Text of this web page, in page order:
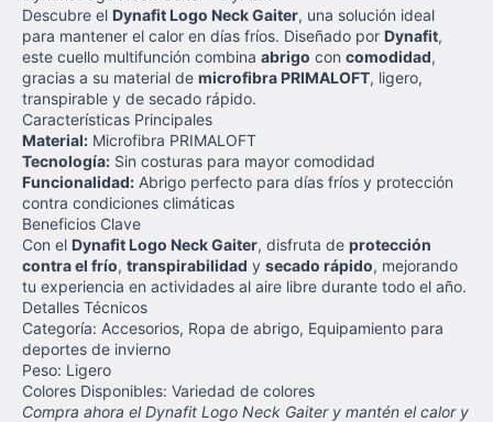
Descubre el Dynafit Logo Neck Gaiter, una solución ideal
para mantener el calor en días fríos. Diseñado por Dynafit,
este cuello multifunción combina abrigo con comodidad,
gracias a su material de microfibra PRIMALOFT, ligero,
transpirable y de secado rápido.
Características Principales
Material: Microfibra PRIMALOFT
Tecnología: Sin costuras para mayor comodidad
Funcionalidad: Abrigo perfecto para días fríos y protección
contra condiciones climáticas
Beneficios Clave
Con el Dynafit Logo Neck Gaiter, disfruta de protección
contra el frío, transpirabilidad y secado rápido, mejorando
tu experiencia en actividades al aire libre durante todo el año.
Detalles Técnicos
Categoría: Accesorios, Ropa de abrigo, Equipamiento para
deportes de invierno
Peso: Ligero
Colores Disponibles: Variedad de colores
Compra ahora el Dynafit Logo Neck Gaiter y mantén el calor y